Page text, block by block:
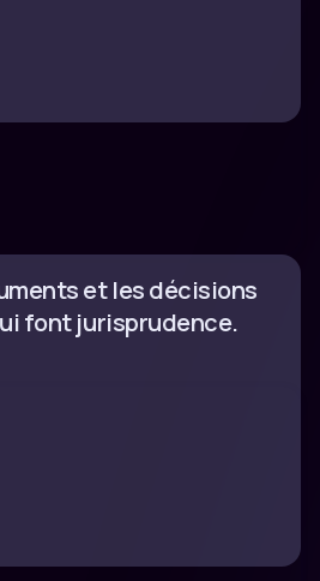
et les décisions
font jurisprudence.